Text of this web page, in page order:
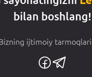
bilan boshlang!
ijtimoiy